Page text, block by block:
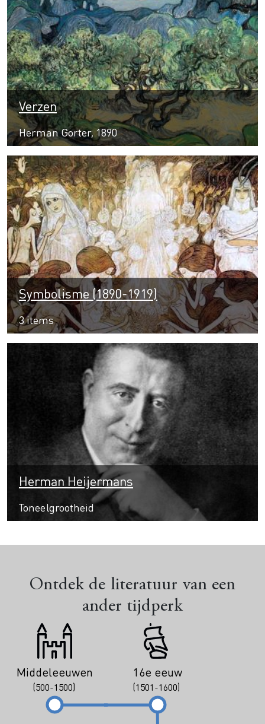
Verzen
Herman Gorter, 1890
Symbolisme (1890-1919)
3 items
Herman Heijermans
Toneelgrootheid
Ontdek de literatuur van een
ander tijdperk
Middeleeuwen
(500-1500)
16e eeuw
(1501-1600)